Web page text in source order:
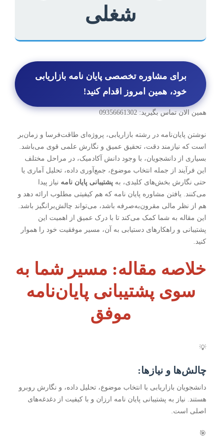
شغلی
برای مشاوره تخصصی پایان نامه بازاریابی
خود، همین امروز اقدام کنید!
همین الان تماس بگیرید: 09356661302
نوشتن پایان‌نامه در رشته بازاریابی، پروژه‌ای طاقت‌فرسا و زمان‌بر
است که نیازمند دقت، تحقیق عمیق و نگارش علمی قوی می‌باشد.
بسیاری از دانشجویان، با وجود دانش آکادمیک، در مراحل مختلف
این فرآیند از جمله انتخاب موضوع، جمع‌آوری داده، تحلیل آماری یا
حتی نگارش بخش‌های کلیدی، به پشتیبانی پایان نامه نیاز پیدا
می‌کنند. یافتن مشاوره پایان نامه که هم کیفیتی مطلوب ارائه دهد و
هم از نظر مالی مقرون‌به‌صرفه باشد، می‌تواند چالش‌برانگیز باشد.
این مقاله به شما کمک می‌کند تا با درک عمیق از اهمیت این
پشتیبانی و راهکارهای دستیابی به آن، مسیر موفقیت خود را هموار
کنید.
خلاصه مقاله: مسیر شما به
سوی پشتیبانی پایان‌نامه
موفق
💡
چالش‌ها و نیازها:
دانشجویان بازاریابی با انتخاب موضوع، تحلیل داده، و نگارش روبرو
هستند. نیاز به پشتیبانی پایان نامه ارزان و با کیفیت از دغدغه‌های
اصلی است.
🎯